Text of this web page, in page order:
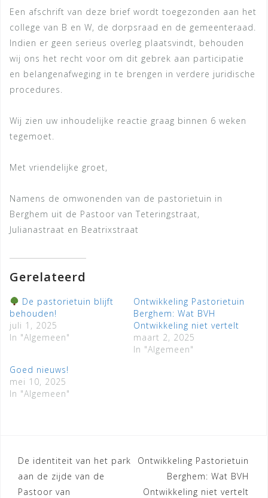
Een afschrift van deze brief wordt toegezonden aan het
college van B en W, de dorpsraad en de gemeenteraad.
Indien er geen serieus overleg plaatsvindt, behouden
wij ons het recht voor om dit gebrek aan participatie
en belangenafweging in te brengen in verdere juridische
procedures.
Wij zien uw inhoudelijke reactie graag binnen 6 weken
tegemoet.
Met vriendelijke groet,
Namens de omwonenden van de pastorietuin in
Berghem uit de Pastoor van Teteringstraat,
Julianastraat en Beatrixstraat
Gerelateerd
De pastorietuin blijft
behouden!
juli 1, 2025
In "Algemeen"
Ontwikkeling Pastorietuin
Berghem: Wat BVH
Ontwikkeling niet vertelt
maart 2, 2025
In "Algemeen"
Goed nieuws!
mei 10, 2025
In "Algemeen"
Bericht
navigatie
De identiteit van het park
aan de zijde van de
Pastoor van
Ontwikkeling Pastorietuin
Berghem: Wat BVH
Ontwikkeling niet vertelt